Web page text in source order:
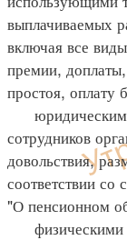
выплачиваемых
включая все
премии,
простоя, оплату
сотрудников
довольствия,
соответствии со
"О пенсионном
физическими